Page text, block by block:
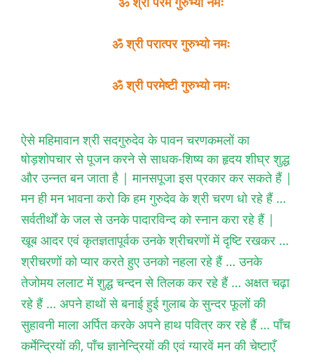
ॐ श्री परात्पर गुरुभ्यो नमः
ॐ श्री परमेष्टी गुरुभ्यो नमः
ऐसे महिमावान श्री सदगुरुदेव के पावन चरणकमलों का
षोड़शोपचार से पूजन करने से साधक-शिष्य का हृदय शीघ्र शुद्ध
और उन्नत बन जाता है | मानसपूजा इस प्रकार कर सकते हैं |
मन ही मन भावना करो कि हम गुरुदेव के श्री चरण धो रहे हैं …
सर्वतीर्थों के जल से उनके पादारविन्द को स्नान करा रहे हैं |
खूब आदर एवं कृतज्ञतापूर्वक उनके श्रीचरणों में दृष्टि रखकर …
श्रीचरणों को प्यार करते हुए उनको नहला रहे हैं … उनके
तेजोमय ललाट में शुद्ध चन्दन से तिलक कर रहे हैं … अक्षत चढ़ा
रहे हैं … अपने हाथों से बनाई हुई गुलाब के सुन्दर फूलों की
सुहावनी माला अर्पित करके अपने हाथ पवित्र कर रहे हैं … पाँच
कर्मेन्द्रियों की, पाँच ज्ञानेन्द्रियों की एवं ग्यारवें मन की चेष्टाएँ